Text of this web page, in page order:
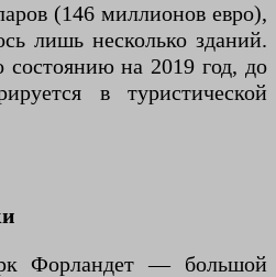
(146 миллионов евро),
лишь несколько зданий.
состоянию на 2019 год, до
в туристической
Форландет — большой